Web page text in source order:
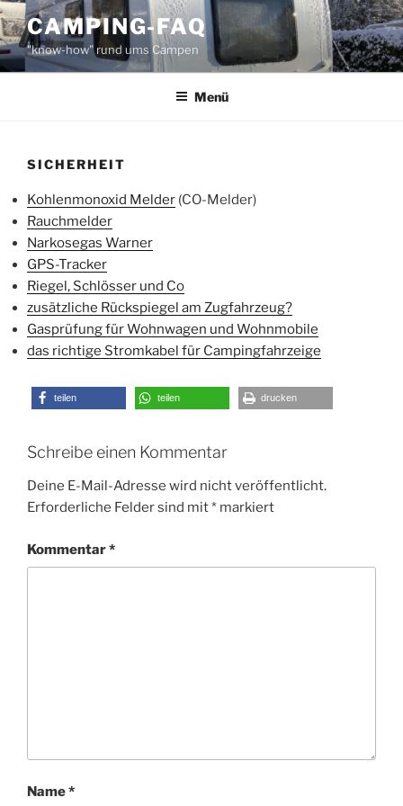
Zum
Inhalt
springen
CAMPING-FAQ
"know-how" rund ums Campen
Menü
SICHERHEIT
Kohlenmonoxid Melder (CO-Melder)
Rauchmelder
Narkosegas Warner
GPS-Tracker
Riegel, Schlösser und Co
zusätzliche Rückspiegel am Zugfahrzeug?
Gasprüfung für Wohnwagen und Wohnmobile
das richtige Stromkabel für Campingfahrzeige
teilen teilen drucken
Schreibe einen Kommentar
Deine E-Mail-Adresse wird nicht veröffentlicht.
Erforderliche Felder sind mit* markiert
Kommentar*
Name*